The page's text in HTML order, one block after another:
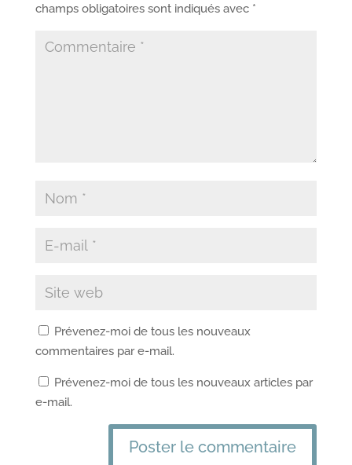
champs obligatoires sont indiqués avec *
Prévenez-moi de tous les nouveaux
commentaires par e-mail.
Prévenez-moi de tous les nouveaux articles par
e-mail.